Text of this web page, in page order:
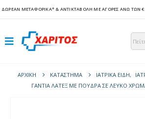
ΔΩΡΕΑΝ ΜΕΤΑΦΟΡΙΚΑ* & ΑΝΤΙΚΤΑΒΟΛΗ ΜΕ ΑΓΟΡΕΣ ΑΝΩ ΤΩΝ
ΑΡΧΙΚΉ ΚΑΤΆΣΤΗΜΑ ΙΑΤΡΙΚΑ ΕΙΔΗ,
ΓΆΝΤΙΑ ΛΆΤΕΞ ΜΕ ΠΟΎΔΡΑ ΣΕ ΛΕΥΚΌ